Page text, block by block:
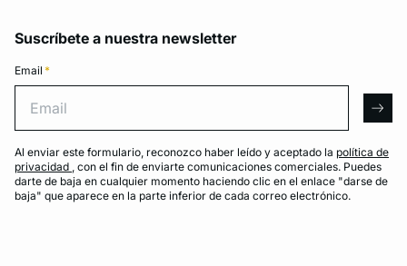
Suscríbete a nuestra newsletter
Email *
Al enviar este formulario, reconozco haber leído y aceptado la política de
privacidad , con el fin de enviarte comunicaciones comerciales. Puedes
darte de baja en cualquier momento haciendo clic en el enlace "darse de
baja" que aparece en la parte inferior de cada correo electrónico.